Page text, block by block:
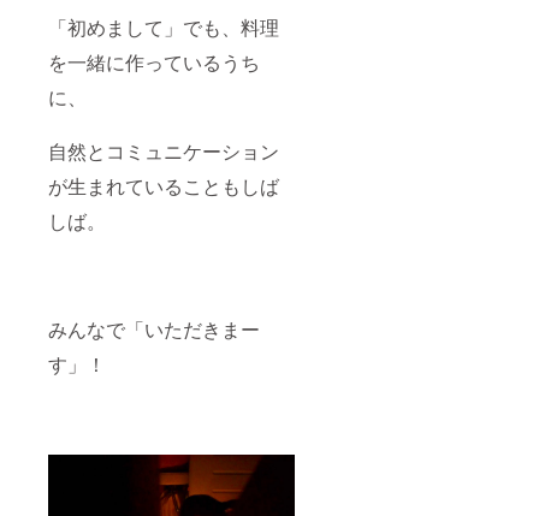
「初めまして」でも、料理
を一緒に作っているうち
に、
自然とコミュニケーション
が生まれていることもしば
しば。
みんなで「いただきまー
す」！